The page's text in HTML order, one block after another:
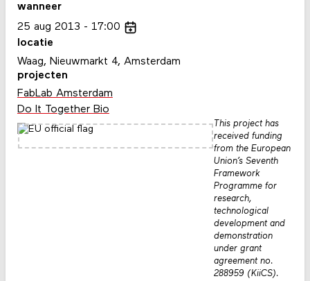
wanneer
25 aug 2013
17:00
locatie
Waag, Nieuwmarkt 4, Amsterdam
projecten
FabLab Amsterdam
Do It Together Bio
This project has
received funding
from the European
Union’s Seventh
Framework
Programme for
research,
technological
development and
demonstration
under grant
agreement no.
288959 (KiiCS).